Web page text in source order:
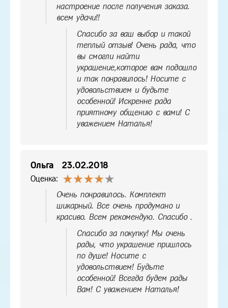
настроение после получения заказа.
всем удачи!!
Спасибо за ваш выбор и такой
теплый отзыв! Очень рада, что
вы смогли найти
украшение,которое вам подошло
и так понравилось! Носите с
удовольствием и будьте
особенной! Искренне рада
приятному общению с вами! С
уважением Наталья!
Ольга 23.02.2018
Оценка:
Очень понравилось. Комплект
шикарный. Все очень продумано и
красиво. Всем рекомендую. Спасибо .
Спасибо за покупку! Мы очень
рады, что украшение пришлось
по душе! Носите с
удовольствием! Будьте
особенной! Всегда будем рады
Вам! С уважением Наталья!